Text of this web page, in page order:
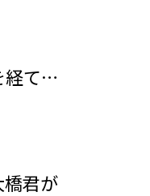
経て…
君が